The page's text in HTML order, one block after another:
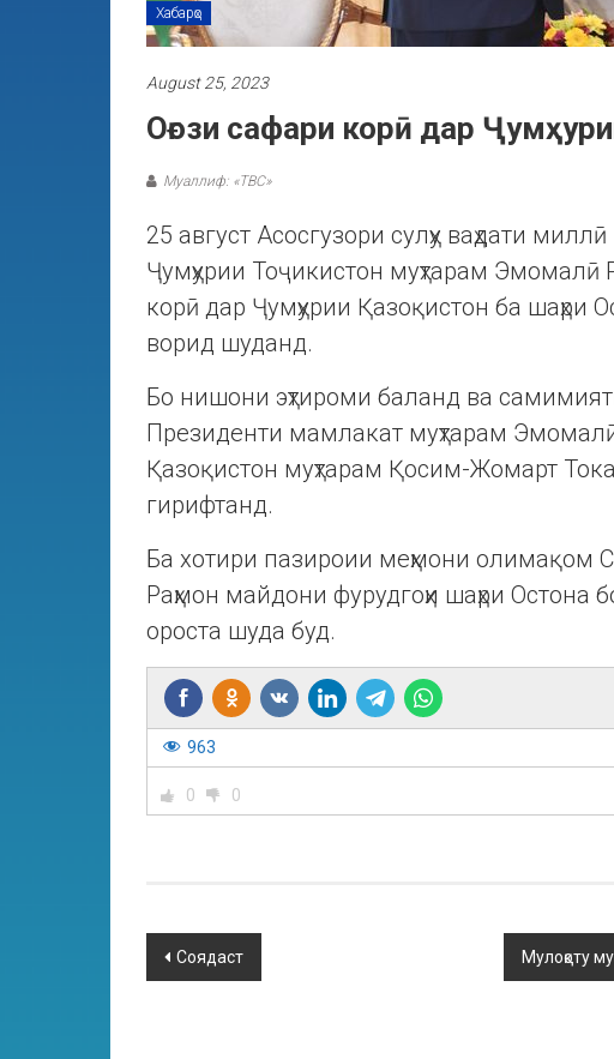
Хабарҳо
August 25, 2023
Оғози сафари корӣ дар
Муаллиф: «ТВС»
25 август Асосгузори сулҳу ваҳдати
Ҷумҳурии Тоҷикистон муҳтарам
корӣ дар Ҷумҳурии Қазоқистон ба шаҳри
ворид шуданд.
Бо нишони эҳтироми баланд ва
Президенти мамлакат муҳтарам
Қазоқистон муҳтарам Қосим-Жомарт
гирифтанд.
Ба хотири пазироии меҳмони олимақом
Раҳмон майдони фурудгоҳи шаҳри Остона
ороста шуда буд.
963
0 0
Соядаст Мулоқоту